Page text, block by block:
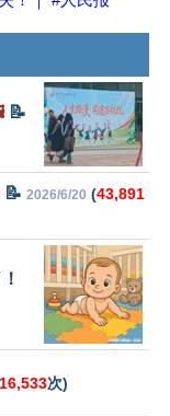
📝
📝 2026/6/20 (43,891
16,533次)